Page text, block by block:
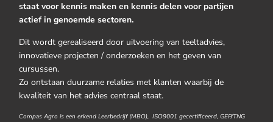
staat voor kennis maken en kennis delen voor partijen
actief in genoemde sectoren.
Dit wordt gerealiseerd door uitvoering van teeltadvies,
innovatieve projecten / onderzoeken en het geven van
cursussen.
Zo ontstaan duurzame relaties met klanten waarbij de
kwaliteit van het advies centraal staat.
Compas Agro is een erkend Leerbedrijf (MBO), ISO9001 gecertificeerd, GEP/TNG